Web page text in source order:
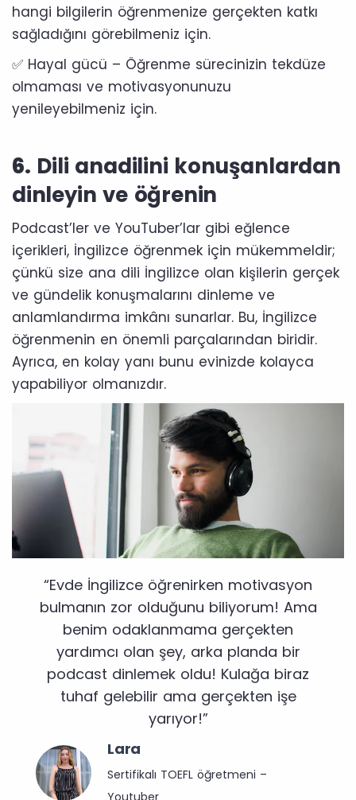
hangi bilgilerin öğrenmenize gerçekten katkı
sağladığını görebilmeniz için.
✅ Hayal gücü – Öğrenme sürecinizin tekdüze
olmaması ve motivasyonunuzu
yenileyebilmeniz için.
6. Dili anadilini konuşanlardan
dinleyin ve öğrenin
Podcast’ler ve YouTuber’lar gibi eğlence
içerikleri, İngilizce öğrenmek için mükemmeldir;
çünkü size ana dili İngilizce olan kişilerin gerçek
ve gündelik konuşmalarını dinleme ve
anlamlandırma imkânı sunarlar. Bu, İngilizce
öğrenmenin en önemli parçalarından biridir.
Ayrıca, en kolay yanı bunu evinizde kolayca
yapabiliyor olmanızdır.
“Evde İngilizce öğrenirken motivasyon
bulmanın zor olduğunu biliyorum! Ama
benim odaklanmama gerçekten
yardımcı olan şey, arka planda bir
podcast dinlemek oldu! Kulağa biraz
tuhaf gelebilir ama gerçekten işe
yarıyor!”
Lara
Sertifikalı TOEFL öğretmeni –
Youtuber